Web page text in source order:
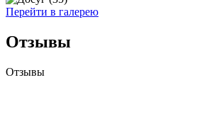
Перейти в галерею
Отзывы
Отзывы